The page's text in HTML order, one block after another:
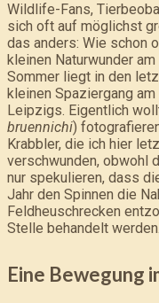
Wildlife-Fans,
sich oft auf möglichst
das anders: Wie schon
kleinen Naturwunder
Sommer liegt in den
kleinen Spaziergang
Leipzigs. Eigentlich
bruennichi)
Krabbler, die ich hier
verschwunden, obwohl
nur spekulieren, dass
Jahr den Spinnen die
Feldheuschrecken
Stelle behandelt werden.
Eine Bewegung